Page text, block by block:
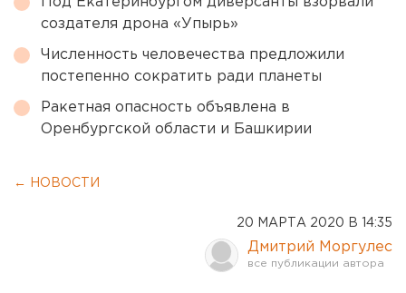
создателя дрона «Упырь»
Численность человечества предложили
постепенно сократить ради планеты
Ракетная опасность объявлена в
Оренбургской области и Башкирии
← НОВОСТИ
20 МАРТА 2020 В 14:35
Дмитрий Моргулес